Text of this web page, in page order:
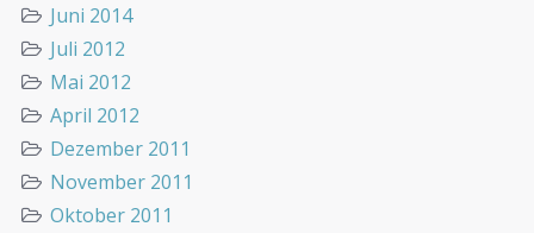
Juni 2014
Juli 2012
Mai 2012
April 2012
Dezember 2011
November 2011
Oktober 2011